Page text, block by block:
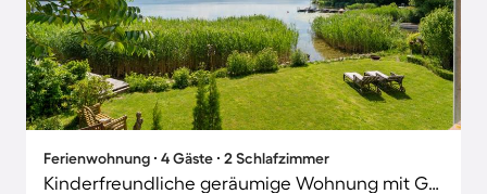
Ferienwohnung ∙ 4 Gäste ∙ 2 Schlafzimmer
Kinderfreundliche geräumige Wohnung mit Garten, Terrasse und Grill | Seeblick